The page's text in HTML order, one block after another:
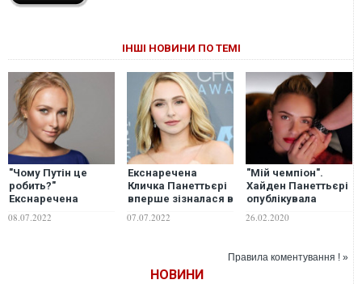
ІНШІ НОВИНИ ПО ТЕМІ
"Чому Путін це
робить?"
Екснаречена
Кличка Панеттьєрі
розповіла, як їхня
08.07.2022
Екснаречена
Кличка Панеттьєрі
вперше зізналася в
залежності від
наркотиків та
хотіла бачити свою
07.07.2022
"Мій чемпіон".
Хайден Панеттьєрі
опублікувала
зворушливе фото з
Володимиром
26.02.2020
Правила коментування ! »
НОВИНИ